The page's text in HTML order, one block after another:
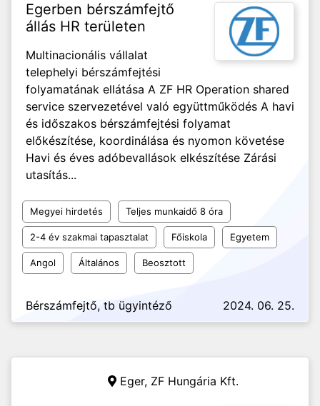
Egerben bérszámfejtő
állás HR területen
Multinacionális vállalat
telephelyi bérszámfejtési
folyamatának ellátása A ZF HR Operation shared
service szervezetével való együttműködés A havi
és időszakos bérszámfejtési folyamat
előkészítése, koordinálása és nyomon követése
Havi és éves adóbevallások elkészítése Zárási
utasítás...
Megyei hirdetés Teljes munkaidő 8 óra
2-4 év szakmai tapasztalat Főiskola Egyetem
Angol Általános Beosztott
Bérszámfejtő, tb ügyintéző 2024. 06. 25.
Eger, ZF Hungária Kft.